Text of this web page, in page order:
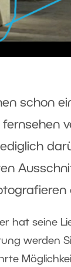
schon
fernsehen
hat seine
werden